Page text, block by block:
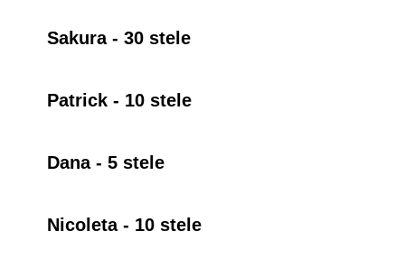
Sakura - 30 stele
Patrick - 10 stele
Dana - 5 stele
Nicoleta - 10 stele